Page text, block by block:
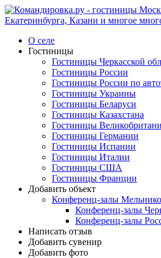
О селе
Гостиницы
Гостиницы Черкасской
Гостиницы России
Гостиницы России по
Гостиницы Украины
Гостиницы Беларуси
Гостиницы Казахстана
Гостиницы
Гостиницы Германии
Гостиницы Испании
Гостиницы Италии
Гостиницы США
Гостиницы Франции
Добавить объект
Конференц-залы
Конференц-залы
Конференц-залы
Написать отзыв
Добавить сувенир
Добавить фото